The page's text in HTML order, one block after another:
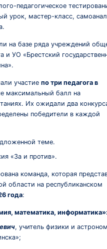
педагогическое
урок, мастер-класс,
на базе ряда учреждений
и УО «Брестский
участие по три педагога в
максимальный балл на
Их ожидали два
победители в каждой
теме.
«За и против».
команда, которая
области на республиканском
года:
математика,
, учитель физики и